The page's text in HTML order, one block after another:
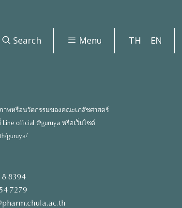
Search Menu TH EN
าพหรือนวัตกรรมของคณะเภสัชศาสตร์
official @guruya หรือเว็บไซต์
guruya/
8394
7279